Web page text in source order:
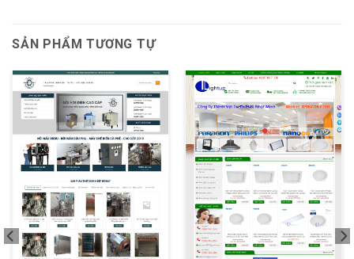
SẢN PHẨM TƯƠNG TỰ
XEM THỬ XEM THỬ